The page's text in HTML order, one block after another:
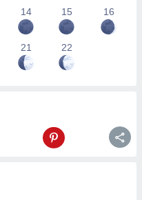
14 15 16
21 22